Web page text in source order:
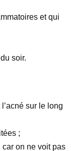
et qui
soir.
sur le long
;
car on ne voit pas